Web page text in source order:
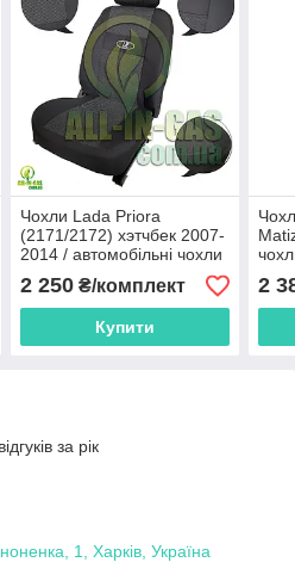
Чохли Lada Priora
(2171/2172) хэтчбек 2007-
2014 / автомобільні чохли
на Лада Приора "Nika"
2 250₴/комплект
Купити
2
за рік
1, Харків, Україна